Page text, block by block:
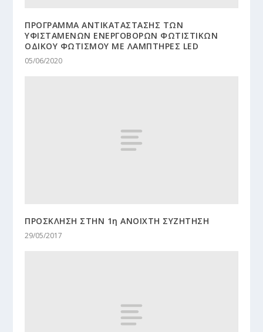
ΠΡΟΓΡΑΜΜΑ ΑΝΤΙΚΑΤΑΣΤΑΣΗΣ ΤΩΝ
ΥΦΙΣΤΑΜΕΝΩΝ ΕΝΕΡΓΟΒΟΡΩΝ ΦΩΤΙΣΤΙΚΩΝ
ΟΔΙΚΟΥ ΦΩΤΙΣΜΟΥ ΜΕ ΛΑΜΠΤΗΡΕΣ LED
05/06/2020
ΠΡΟΣΚΛΗΣΗ ΣΤΗΝ 1η ΑΝΟΙΧΤΗ ΣΥΖΗΤΗΣΗ
29/05/2017